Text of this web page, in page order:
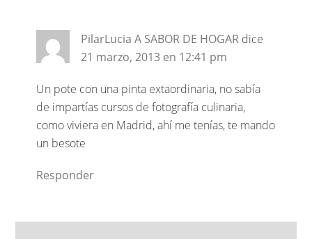
PilarLucia A SABOR DE HOGAR dice
21 marzo, 2013 en 12:41 pm
Un pote con una pinta extaordinaria, no sabía
de impartías cursos de fotografía culinaria,
como viviera en Madrid, ahí me tenías, te mando
un besote
Responder